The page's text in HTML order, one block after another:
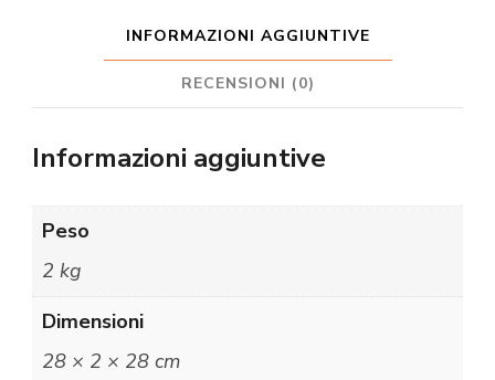
INFORMAZIONI AGGIUNTIVE
RECENSIONI (0)
Informazioni aggiuntive
Peso
2 kg
Dimensioni
28 × 2 × 28 cm